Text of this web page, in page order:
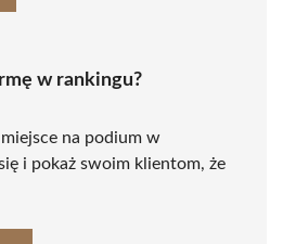
w rankingu?
na podium w
i pokaż swoim klientom, że